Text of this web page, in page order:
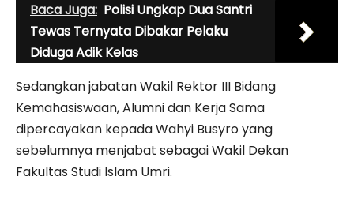
Baca Juga: Polisi Ungkap Dua Santri
Tewas Ternyata Dibakar Pelaku
Diduga Adik Kelas
Sedangkan jabatan Wakil Rektor III Bidang
Kemahasiswaan, Alumni dan Kerja Sama
dipercayakan kepadaWahyi Busyroyang
sebelumnya menjabat sebagai Wakil Dekan
Fakultas Studi Islam Umri.